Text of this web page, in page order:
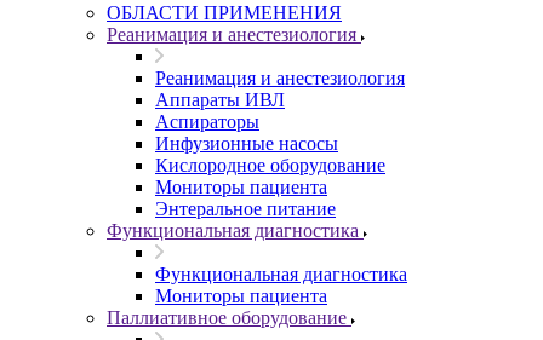
ОБЛАСТИ ПРИМЕНЕНИЯ
Реанимация и анестезиология
Реанимация и анестезиология
Аппараты ИВЛ
Аспираторы
Инфузионные насосы
Кислородное оборудование
Мониторы пациента
Энтеральное питание
Функциональная диагностика
Функциональная диагностика
Мониторы пациента
Паллиативное оборудование